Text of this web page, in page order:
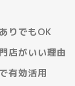
りでもOK
店がいい理由
有効活用